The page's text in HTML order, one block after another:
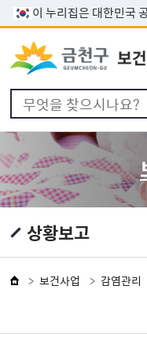
이 누리집은 대한민국
상황보고
보건사업 감염관리